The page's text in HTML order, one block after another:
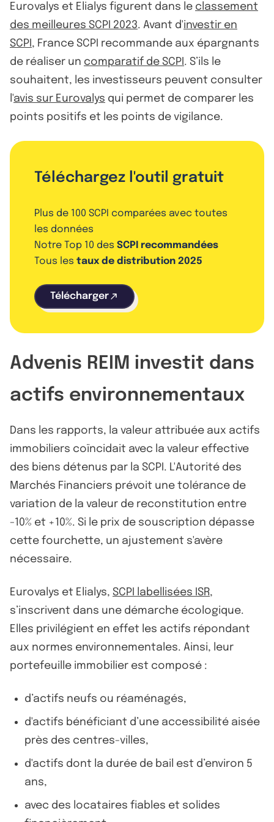
Eurovalys et Elialys figurent dans le classement
des meilleures SCPI 2023. Avant d'investir en
SCPI , France SCPI recommande aux épargnants
de réaliser un comparatif de SCPI . S’ils le
souhaitent, les investisseurs peuvent consulter
l'avis sur Eurovalys qui permet de comparer les
points positifs et les points de vigilance.
Téléchargez l'outil gratuit
Plus de 100 SCPI comparées avec toutes
les données
Notre Top 10 des SCPI recommandées
Tous les taux de distribution 2025
Télécharger
Advenis REIM investit dans
actifs environnementaux
Dans les rapports, la valeur attribuée aux actifs
immobiliers coïncidait avec la valeur effective
des biens détenus par la SCPI. L'Autorité des
Marchés Financiers prévoit une tolérance de
variation de la valeur de reconstitution entre
-10% et +10%. Si le prix de souscription dépasse
cette fourchette, un ajustement s'avère
nécessaire.
Eurovalys et Elialys, SCPI labellisées ISR,
s’inscrivent dans une démarche écologique.
Elles privilégient en effet les actifs répondant
aux normes environnementales. Ainsi, leur
portefeuille immobilier est composé :
d’actifs neufs ou réaménagés,
d'actifs bénéficiant d’une accessibilité aisée
près des centres-villes,
d'actifs dont la durée de bail est d’environ 5
ans,
avec des locataires fiables et solides